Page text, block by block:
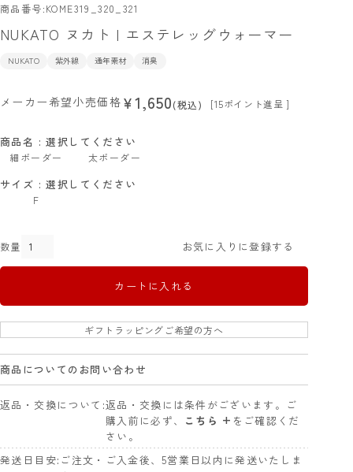
商品番号 KOME319_320_321
NUKATO ヌカト | エステレッグウォーマー
NUKATO 紫外線 通年素材 消臭
メーカー希望小売価格 ¥1,650 税込 [15ポイント進呈 ]
サイズ 選択してください
F
商品名 選択してください
細ボーダー 太ボーダー
お気に入りに登録する
カートに入れる
ギフトラッピングご希望の方へ
商品についてのお問い合わせ
返品・交換について 返品・交換には条件がございます。ご
購入前に必ず、 こちら + をご確認くだ
さい。
発送日目安 ご注文・ご入金後、5営業日以内に発送いたしま